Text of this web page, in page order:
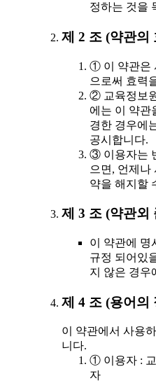
정하는 것을
제 2 조 (약관의
① 이 약관은
으로써 효력
② 교육정보
에는 이 약관
경한 경우에
공시합니다.
③ 이용자는
으면, 언제나
약을 해지할
제 3 조 (약관외
이 약관에 명
규정 되어있
지 않은 경우
제 4 조 (용어의
이 약관에서 사용
니다.
① 이용자 :
자